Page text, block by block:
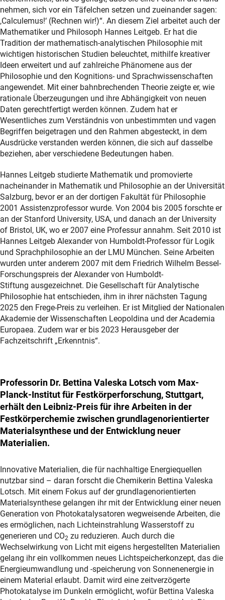
nehmen, sich vor ein Täfelchen setzen und zueinander sagen:
‚Calculemus!‘ (Rechnen wir!)“. An diesem Ziel arbeitet auch der
Mathematiker und Philosoph Hannes Leitgeb. Er hat die
Tradition der mathematisch-analytischen Philosophie mit
wichtigen historischen Studien beleuchtet, mithilfe kreativer
Ideen erweitert und auf zahlreiche Phänomene aus der
Philosophie und den Kognitions- und Sprachwissenschaften
angewendet. Mit einer bahnbrechenden Theorie zeigte er, wie
rationale Überzeugungen und ihre Abhängigkeit von neuen
Daten gerechtfertigt werden können. Zudem hat er
Wesentliches zum Verständnis von unbestimmten und vagen
Begriffen beigetragen und den Rahmen abgesteckt, in dem
Ausdrücke verstanden werden können, die sich auf dasselbe
beziehen, aber verschiedene Bedeutungen haben.
Hannes Leitgeb studierte Mathematik und promovierte
nacheinander in Mathematik und Philosophie an der Universität
Salzburg, bevor er an der dortigen Fakultät für Philosophie
2001 Assistenzprofessor wurde. Von 2004 bis 2005 forschte er
an der Stanford University, USA, und danach an der University
of Bristol, UK, wo er 2007 eine Professur annahm. Seit 2010 ist
Hannes Leitgeb Alexander von Humboldt-Professor für Logik
und Sprachphilosophie an der LMU München. Seine Arbeiten
wurden unter anderem 2007 mit dem Friedrich Wilhelm Bessel-
Forschungspreis der Alexander von Humboldt-
Stiftung ausgezeichnet. Die Gesellschaft für Analytische
Philosophie hat entschieden, ihm in ihrer nächsten Tagung
2025 den Frege-Preis zu verleihen. Er ist Mitglied der Nationalen
Akademie der Wissenschaften Leopoldina und der Academia
Europaea. Zudem war er bis 2023 Herausgeber der
Fachzeitschrift „Erkenntnis“.
Professorin Dr. Bettina Valeska Lotsch vom Max-
Planck-Institut für Festkörperforschung, Stuttgart,
erhält den Leibniz-Preis für ihre Arbeiten in der
Festkörperchemie zwischen grundlagenorientierter
Materialsynthese und der Entwicklung neuer
Materialien.
Innovative Materialien, die für nachhaltige Energiequellen
nutzbar sind – daran forscht die Chemikerin Bettina Valeska
Lotsch. Mit einem Fokus auf der grundlagenorientierten
Materialsynthese gelangen ihr mit der Entwicklung einer neuen
Generation von Photokatalysatoren wegweisende Arbeiten, die
es ermöglichen, nach Lichteinstrahlung Wasserstoff zu
generieren und CO2 zu reduzieren. Auch durch die
Wechselwirkung von Licht mit eigens hergestellten Materialien
gelang ihr ein vollkommen neues Lichtspeicherkonzept, das die
Energieumwandlung und -speicherung von Sonnenenergie in
einem Material erlaubt. Damit wird eine zeitverzögerte
Photokatalyse im Dunkeln ermöglicht, wofür Bettina Valeska